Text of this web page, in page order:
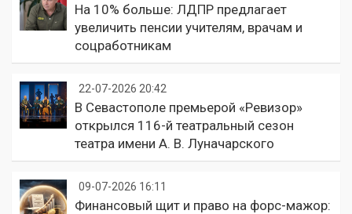
На 10% больше: ЛДПР предлагает
увеличить пенсии учителям, врачам и
соцработникам
22-07-2026 20:42
В Севастополе премьерой «Ревизор»
открылся 116-й театральный сезон
театра имени А. В. Луначарского
09-07-2026 16:11
Финансовый щит и право на форс-мажор: